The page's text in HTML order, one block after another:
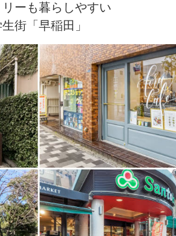
ーも暮らしやすい
街「早稲田」